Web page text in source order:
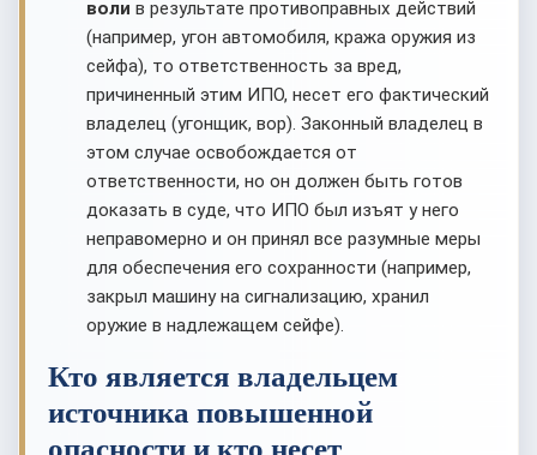
воли в результате противоправных действий
(например, угон автомобиля, кража оружия из
сейфа), то ответственность за вред,
причиненный этим ИПО, несет его фактический
владелец (угонщик, вор). Законный владелец в
этом случае освобождается от
ответственности, но он должен быть готов
доказать в суде, что ИПО был изъят у него
неправомерно и он принял все разумные меры
для обеспечения его сохранности (например,
закрыл машину на сигнализацию, хранил
оружие в надлежащем сейфе).
Кто является владельцем
источника повышенной
опасности и кто несет